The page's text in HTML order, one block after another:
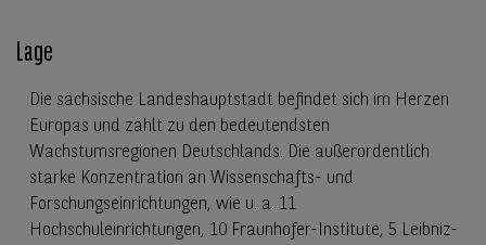
Lage
Die sächsische Landeshauptstadt befindet sich im Herzen
Europas und zählt zu den bedeutendsten
Wachstumsregionen Deutschlands. Die außerordentlich
starke Konzentration an Wissenschafts- und
Forschungseinrichtungen, wie u. a. 11
Hochschuleinrichtungen, 10 Fraunhofer-Institute, 5 Leibniz-